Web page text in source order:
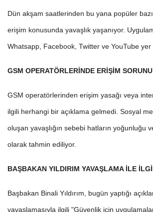
Dün akşam saatlerinden bu yana popüler
erişim konusunda yavaşlık yaşanıyor.
Whatsapp, Facebook, Twitter ve YouTube yer
GSM OPERATÖRLERİNDE ERİŞİM
GSM operatörlerinden erişim yasağı veya
ilgili herhangi bir açıklama gelmedi. Sosyal
oluşan yavaşlığın sebebi hatların yoğunluğu
olarak tahmin ediliyor.
BAŞBAKAN YILDIRIM YAVAŞLAMA İLE
Başbakan Binali Yıldırım, bugün yaptığı
yavaşlamasıyla ilgili "Güvenlik için